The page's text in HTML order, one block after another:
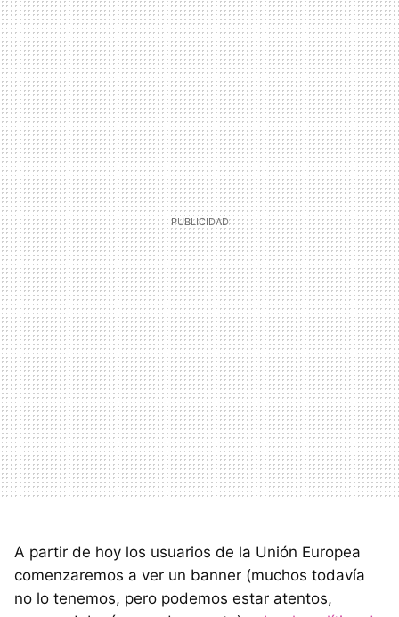
A partir de hoy los usuarios de la Unión Europea
comenzaremos a ver un banner (muchos todavía
no lo tenemos, pero podemos estar atentos,